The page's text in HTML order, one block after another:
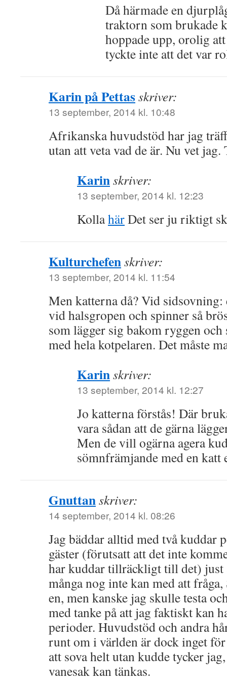
Då härmade en
traktorn som brukade
hoppade upp, orolig
tyckte inte att det var
Karin på Pettasskriver:
13 september, 2014 kl. 10:48
Afrikanska huvudstöd har jag
utan att veta vad de är. Nu vet
Karinskriver:
13 september, 2014 kl. 12:23
KollahärDet ser ju riktigt
Kulturchefenskriver:
13 september, 2014 kl. 11:54
Men katterna då? Vid
vid halsgropen och spinner så
som lägger sig bakom ryggen
med hela kotpelaren. Det måste
Karinskriver:
13 september, 2014 kl. 12:27
Jo katterna förstås! Där
vara sådan att de gärna
Men de vill ogärna agera
sömnfrämjande med en katt
Gnuttanskriver:
14 september, 2014 kl. 08:26
Jag bäddar alltid med två kuddar
gäster (förutsatt att det inte
har kuddar tillräckligt till det) just
många nog inte kan med att
en, men kanske jag skulle testa
med tanke på att jag faktiskt kan
perioder. Huvudstöd och andra
runt om i världen är dock inget
att sova helt utan kudde tycker
vanesak kan tänkas.